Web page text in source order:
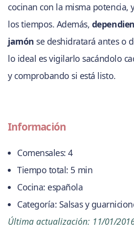
cocinan con la misma potencia,
los tiempos. Además,
jamón se deshidratará antes o
lo ideal es vigilarlo sacándolo
y comprobando si está listo.
Información
Comensales: 4
Tiempo total: 5 min
Cocina: española
Categoría: Salsas y
Última actualización: 11/01/